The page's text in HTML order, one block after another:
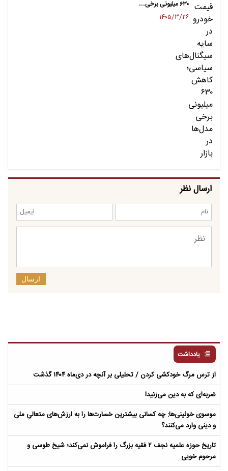
۶۳۰ میلیونی برخی…
۱۴۰۵/۳/۲۶
ارسال نظر
ارسال
یادداشت
از ترس مرگ خودکشی کردن / تحلیلی بر آنچه در دی‌ماه ۱۴۰۴ گذشت
ضربه‌ای که به دین می‌زنید!
موسوی خوئینی‌ها: چه کسانی بیشترین خسارت‌ها را به ارزش‌های متعالیِ ملی
و دینی وارد می‌کنند؟
تاریخ حوزه علمیه نجف ۲ فقیه بزرگ را فراموش نمی‌کند؛ شیخ طوسی و
مرحوم خویی